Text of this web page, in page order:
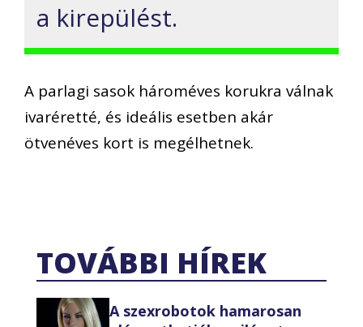
a kirepülést.
A parlagi sasok hároméves korukra válnak
ivaréretté, és ideális esetben akár
ötvenéves kort is megélhetnek.
TOVÁBBI HÍREK
A szexrobotok hamarosan